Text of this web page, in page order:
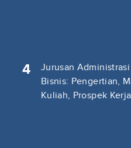
4
Jurusan Administrasi
Bisnis: Pengertian,
Kuliah, Prospek Kerja